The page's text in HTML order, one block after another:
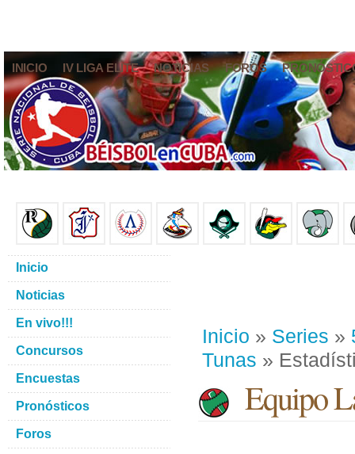
INICIO IV LIGA ELITE NOTICIAS FOROS
Inicio » Series »
Tunas »
Equipo
Inicio
Noticias
En vivo!!!
Concursos
Encuestas
Pronósticos
Foros